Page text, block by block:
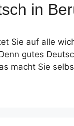
in
Sie auf alle
gutes
macht Sie